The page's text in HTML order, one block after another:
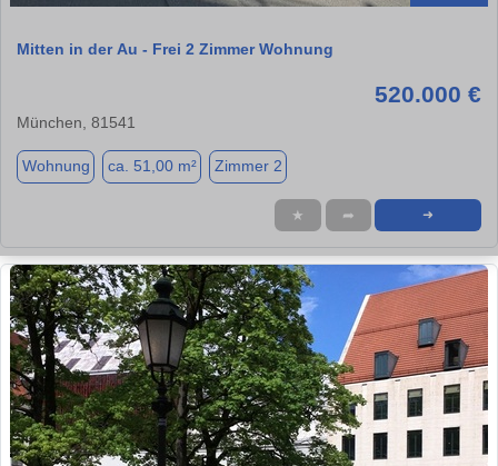
Mitten in der Au - Frei 2 Zimmer Wohnung
520.000 €
München, 81541
Wohnung ca. 51,00 m² Zimmer 2
★ ➦ ➜